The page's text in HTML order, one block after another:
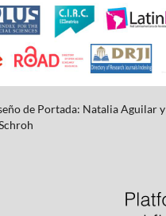
de Portada: Natalia Aguilar y